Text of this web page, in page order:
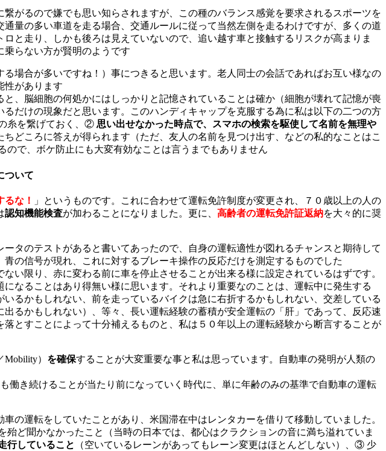
がるので嫌でも思い知らされますが、この種のバランス感覚を要求されるスポーツを
量の多い車道を走る場合、交通ルールに従って当然左側を走るわけですが、多くの道
と走り、しかも後ろは見えていないので、追い越す車と接触するリスクが高まりま
らない方が賢明のようです
る場合が多いですね！）事につきると思います。老人同士の会話であればお互い様なの
性があります
、脳細胞の何処かにはしっかりと記憶されていることは確か（細胞が壊れて記憶が喪
だけの現象だと思います。このハンディキャップを克服する為に私は以下の二つの方
糸を繋げておく、② 思い出せなかった時点で、スマホの検索を駆使して名前を無理や
どころに答えが得られます（ただ、友人の名前を見つけ出す、などの私的なことはこ
で、ボケ防止にも大変有効なことは言うまでもありません
ついて
な！
」というものです。これに合わせて運転免許制度が変更され、７０歳以上の人の
認知機能検査が加わることになりました。更に、 高齢者の運転免許証返納を大々的に奨
タのテストがあると書いてあったので、自身の運転適性が図れるチャンスと期待して
の信号が現れ、これに対するブレーキ操作の反応だけを測定するものでした
い限り、赤に変わる前に車を停止させることが出来る様に設定されているはずです。
なることはあり得無い様に思います。それより重要なのことは、運転中に発生する
るかもしれない、前を走っているバイクは急に右折するかもしれない、交差している
るかもしれない）、等々、長い運転経験の蓄積が安全運転の「肝」であって、反応速
とすことによって十分補えるものと、私は５０年以上の運転経験から断言することが
Mobility） を確保することが大変重要な事と私は思っています。自動車の発明が人類の
働き続けることが当たり前になっていく時代に、単に年齢のみの基準で自動車の運転
の運転をしていたことがあり、米国滞在中はレンタカーを借りて移動していました。
殆ど聞かなかったこと（当時の日本では、都心はクラクションの音に満ち溢れていま
行していること
（空いているレーンがあってもレーン変更はほとんどしない）、③ 少